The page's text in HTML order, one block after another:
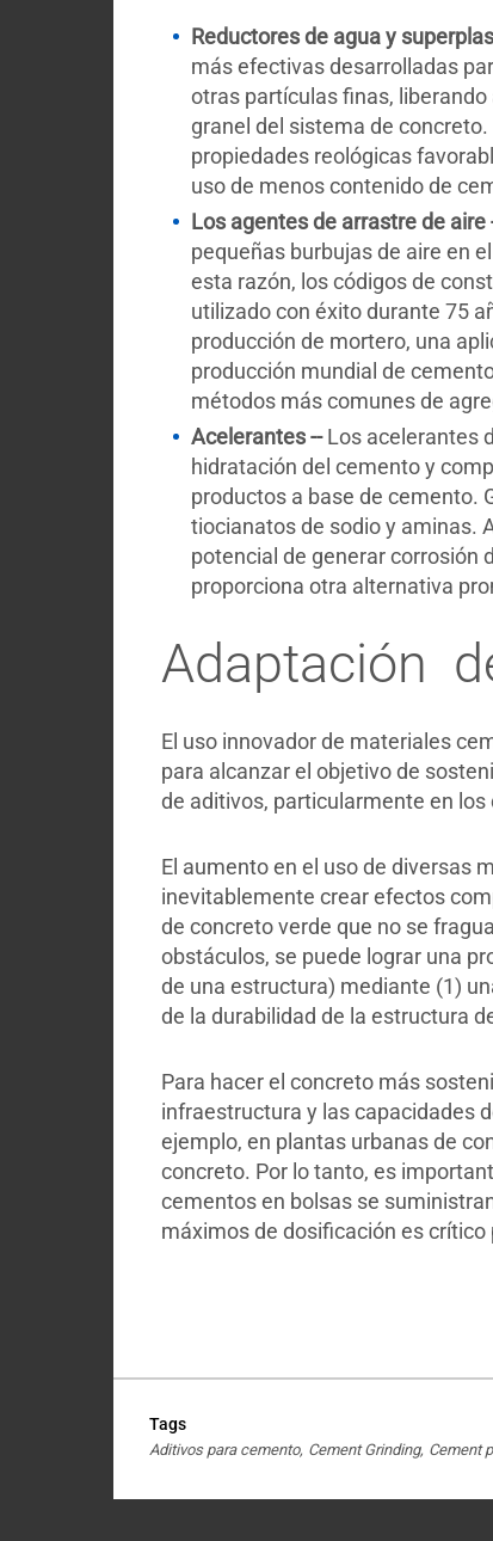
Reductores de agua y
más efectivas desarrolladas
otras partículas finas,
granel del sistema de
propiedades reológicas
uso de menos contenido de
Los agentes de arrastre de aire
pequeñas burbujas de aire en
esta razón, los códigos de
utilizado con éxito durante 75
producción de mortero, una
producción mundial de
métodos más comunes de
Acelerantes --Los acelerantes
hidratación del cemento y
productos a base de cemento.
tiocianatos de sodio y aminas.
potencial de generar corrosión
proporciona otra alternativa
Adaptación
El uso innovador de materiales
para alcanzar el objetivo de
de aditivos, particularmente en
El aumento en el uso de diversas
inevitablemente crear efectos
de concreto verde que no se
obstáculos, se puede lograr una
de una estructura) mediante (1)
de la durabilidad de la estructura
Para hacer el concreto más
infraestructura y las capacidades
ejemplo, en plantas urbanas de
concreto. Por lo tanto, es
cementos en bolsas se
máximos de dosificación es
Tags
Aditivos para cemento Cement Grinding Cement